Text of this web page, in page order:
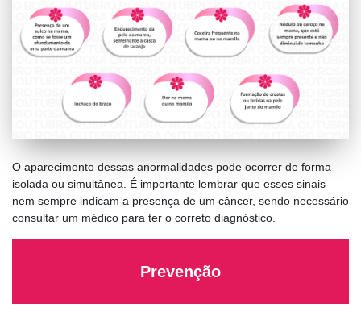
O aparecimento dessas anormalidades pode ocorrer de forma
isolada ou simultânea. É importante lembrar que esses sinais
nem sempre indicam a presença de um câncer, sendo necessário
consultar um médico para ter o correto diagnóstico.
Prevenção